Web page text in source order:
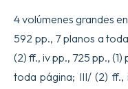
del
imperio
de
China
y
de
4 volúmenes grandes
592 pp., 7 planos a
(2) ff., iv pp., 725 pp., (1)
toda página; III/ (2)